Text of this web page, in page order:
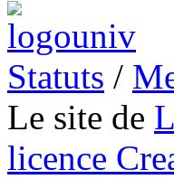
Statuts /
Le site de
licence